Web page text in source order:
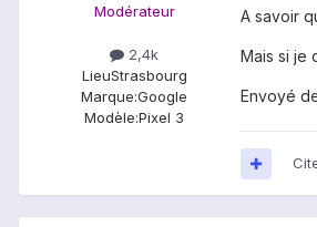
Modérateur
2,4k
LieuStrasbourg
Marque:Google
Modèle:Pixel 3
A savoir
Mais si je
Envoyé